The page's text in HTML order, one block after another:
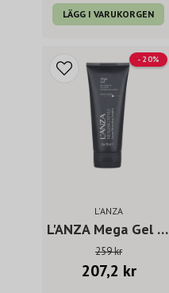
LÄGG I VARUKORGEN
L'ANZA
L'ANZA Mega Gel 200 ml
259 kr
207,2 kr
- 20%